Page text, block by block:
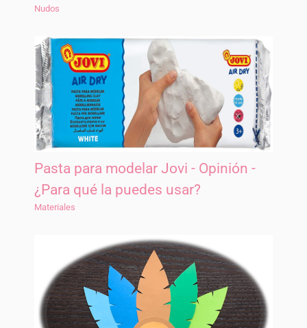
Nudos
Pasta para modelar Jovi - Opinión -
¿Para qué la puedes usar?
Materiales